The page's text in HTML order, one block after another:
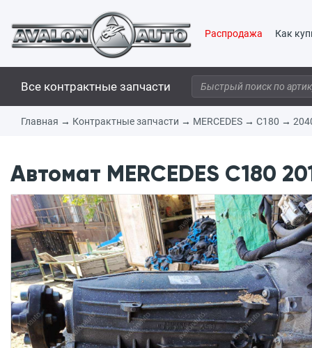
Распродажа Как
Все контрактные запчасти
Главная → Контрактные запчасти → MERCEDES → C180 →
Автомат MERCEDES C180